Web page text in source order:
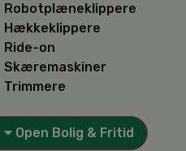
Robotplæneklippere
Hækkeklippere
Ride-on
Skæremaskiner
Trimmere
Open Bolig & Fritid